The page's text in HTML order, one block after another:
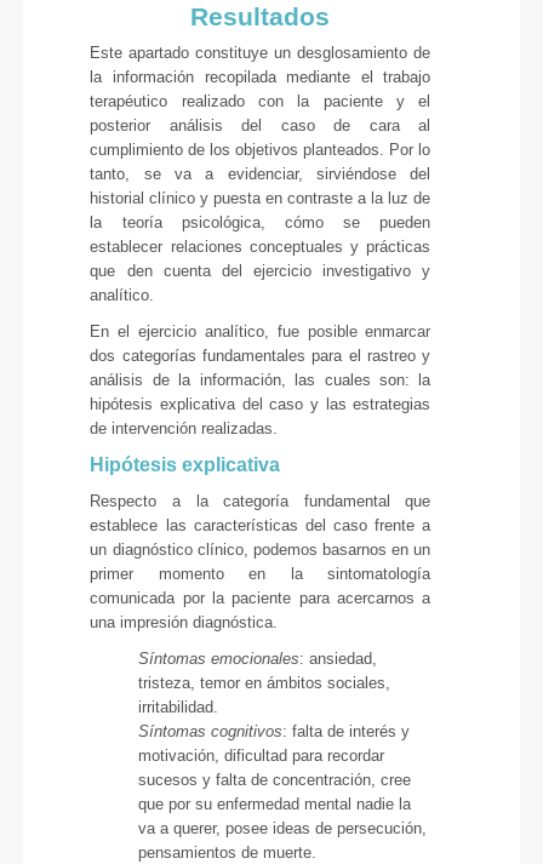
Resultados
Este apartado constituye un desglosamiento de
la información recopilada mediante el trabajo
terapéutico realizado con la paciente y el
posterior análisis del caso de cara al
cumplimiento de los objetivos planteados. Por lo
tanto, se va a evidenciar, sirviéndose del
historial clínico y puesta en contraste a la luz de
la teoría psicológica, cómo se pueden
establecer relaciones conceptuales y prácticas
que den cuenta del ejercicio investigativo y
analítico.
En el ejercicio analítico, fue posible enmarcar
dos categorías fundamentales para el rastreo y
análisis de la información, las cuales son: la
hipótesis explicativa del caso y las estrategias
de intervención realizadas.
Hipótesis explicativa
Respecto a la categoría fundamental que
establece las características del caso frente a
un diagnóstico clínico, podemos basarnos en un
primer momento en la sintomatología
comunicada por la paciente para acercarnos a
una impresión diagnóstica.
Síntomas emocionales: ansiedad,
tristeza, temor en ámbitos sociales,
irritabilidad.
Síntomas cognitivos: falta de interés y
motivación, dificultad para recordar
sucesos y falta de concentración, cree
que por su enfermedad mental nadie la
va a querer, posee ideas de persecución,
pensamientos de muerte.